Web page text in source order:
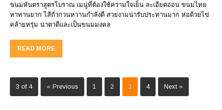
ขนมหันตราสูตรโบราณ เมนูที่ต้องใช้ความใจเย็น ละเอียดอ่อน ขนมไทย
หาทานยาก ไส้ถั่วกวนหวานกำลังดี สวยงามน่ารับประทานมาก ห่อด้วยไข่
คล้ายหรุ่ม น่าตาดีและเป็นขนมมงคล
READ MORE
3 of 4 « Previous 1 2 3 4 Next »